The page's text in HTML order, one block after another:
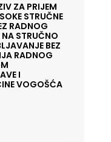
ZA PRIJEM
STRUČNE
RADNOG
STRUČNO
BEZ
RADNOG
I
VOGOŠĆA